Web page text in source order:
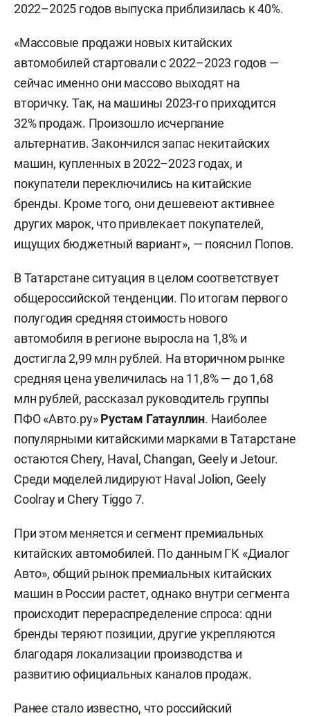
2022–2025 годов выпуска приблизилась к 40%.
«Массовые продажи новых китайских
автомобилей стартовали с 2022–2023 годов —
сейчас именно они массово выходят на
вторичку. Так, на машины 2023-го приходится
32% продаж. Произошло исчерпание
альтернатив. Закончился запас некитайских
машин, купленных в 2022–2023 годах, и
покупатели переключились на китайские
бренды. Кроме того, они дешевеют активнее
других марок, что привлекает покупателей,
ищущих бюджетный вариант», — пояснил Попов.
В Татарстане ситуация в целом соответствует
общероссийской тенденции. По итогам первого
полугодия средняя стоимость нового
автомобиля в регионе выросла на 1,8% и
достигла 2,99 млн рублей. На вторичном рынке
средняя цена увеличилась на 11,8% — до 1,68
млн рублей, рассказал руководитель группы
ПФО «Авто.ру»Рустам Гатауллин. Наиболее
популярными китайскими марками в Татарстане
остаются Chery, Haval, Changan, Geely и Jetour.
Среди моделей лидируют Haval Jolion, Geely
Coolray и Chery Tiggo 7.
При этом меняется и сегмент премиальных
китайских автомобилей. По данным ГК «Диалог
Авто», общий рынок премиальных китайских
машин в России растет, однако внутри сегмента
происходит перераспределение спроса: одни
бренды теряют позиции, другие укрепляются
благодаря локализации производства и
развитию официальных каналов продаж.
Ранее стало известно, что российский